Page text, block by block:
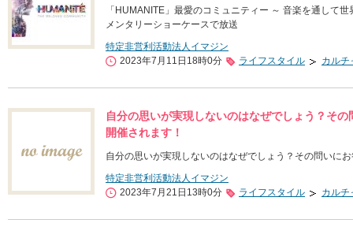
「HUMANITE」最愛のコミュニティー ～ 音楽を通して
メンタリーショーケースで放送
特定非営利活動法人イマジン
2023年7月11日18時0分
ライフスタイル カルチ
自分の思いが実現しないのはなぜでしょう？そ
開催されます！
自分の思いが実現しないのはなぜでしょう？その問いに
特定非営利活動法人イマジン
2023年7月21日13時0分
ライフスタイル カルチ